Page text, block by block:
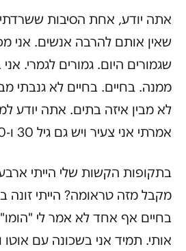
אתה יודע, אחת הסיבות
שאין אותם להרבה אנשים. אני
שגמורים היום. גמורים לגמרי.
ממנה. בחיים. בחיים לא גנבתי
לא מבין איזה בתים. אתה יודע
אמרתי אני צעיר ויש גם גיל 30 ו-40.
בתקופות הקשות שלי הייתי
מקבל מזה טראומה? הייתי זונה
בחיים אף אחד לא אמר לי
אותי. תמיד אני בשכונה עם אוטו